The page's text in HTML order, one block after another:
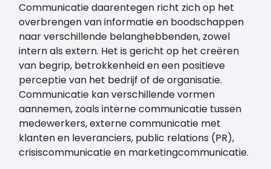
Communicatie daarentegen richt zich op het
overbrengen van informatie en boodschappen
naar verschillende belanghebbenden, zowel
intern als extern. Het is gericht op het creëren
van begrip, betrokkenheid en een positieve
perceptie van het bedrijf of de organisatie.
Communicatie kan verschillende vormen
aannemen, zoals interne communicatie tussen
medewerkers, externe communicatie met
klanten en leveranciers, public relations (PR),
crisiscommunicatie en marketingcommunicatie.